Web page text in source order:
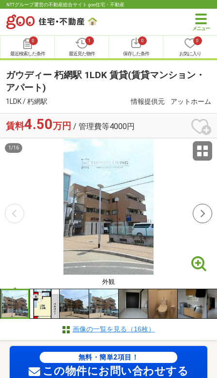
NTTグループ運営の不動産総合サイト goo住宅・不動産
0
最近検索した条件
1
最近見た物件
0
保存した条件
0
お気に入り
ガウディー 朽網駅 1LDK 賃貸(賃貸マンション・
アパート)
1LDK / 朽網駅 情報提供元 アットホーム
賃料4.50万円 / 管理費等4000円
外観
1 /16
画像の一覧を見る（16枚）
無料・簡単2項目！
この物件にお問い合わせする